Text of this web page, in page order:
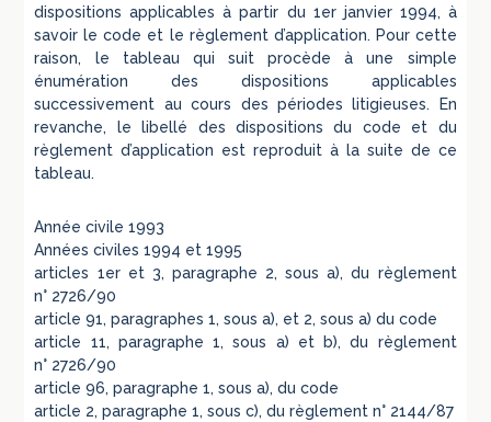
dispositions applicables à partir du 1er janvier 1994, à
savoir le code et le règlement d’application. Pour cette
raison, le tableau qui suit procède à une simple
énumération des dispositions applicables
successivement au cours des périodes litigieuses. En
revanche, le libellé des dispositions du code et du
règlement d’application est reproduit à la suite de ce
tableau.
Année civile 1993
Années civiles 1994 et 1995
articles 1er et 3, paragraphe 2, sous a), du règlement
n° 2726/90
article 91, paragraphes 1, sous a), et 2, sous a) du code
article 11, paragraphe 1, sous a) et b), du règlement
n° 2726/90
article 96, paragraphe 1, sous a), du code
article 2, paragraphe 1, sous c), du règlement n° 2144/87